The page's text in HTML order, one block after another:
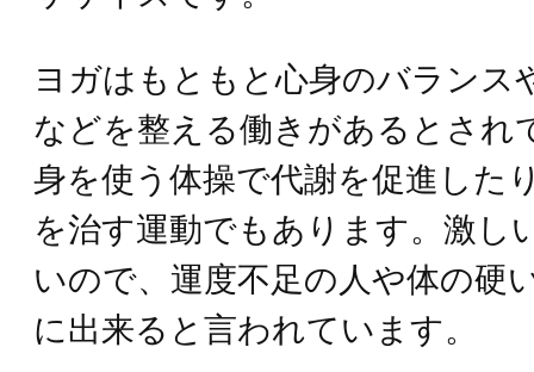
ヨガはもともと心身のバランス
などを整える働きがあるとされ
身を使う体操で代謝を促進した
を治す運動でもあります。激し
いので、運度不足の人や体の硬
に出来ると言われています。